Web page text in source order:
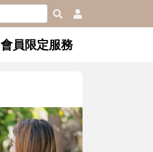
會員限定服務